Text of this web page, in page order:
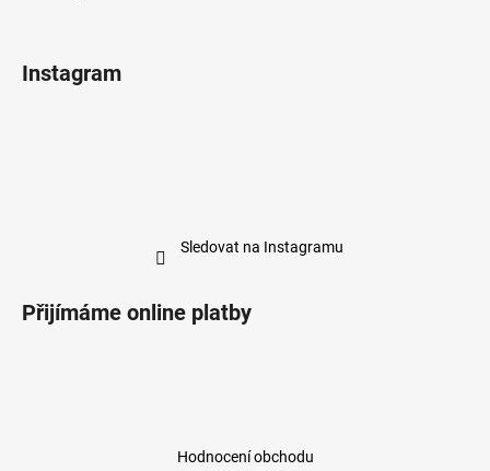
Instagram
Sledovat na Instagramu
Přijímáme online platby
Hodnocení obchodu